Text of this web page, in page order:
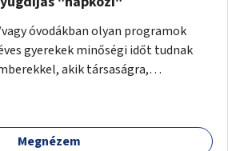
óvodákban olyan programok
gyerekek minőségi időt tudnak
akik társaságra,
Megnézem